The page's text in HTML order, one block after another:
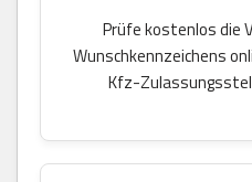
Prüfe kostenlos die
Wunschkennzeichens
Kfz-